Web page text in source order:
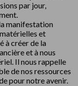
par jour,
manifestation
et
à créer de la
et à nous
Il nous rappelle
de nos ressources
pour notre avenir.